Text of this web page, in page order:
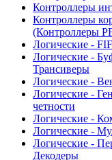
Контроллеры
Контроллеры
(Контроллеры
Логические -
Логические -
Трансиверы
Логические -
Логические -
четности
Логические -
Логические -
Логические -
Декодеры